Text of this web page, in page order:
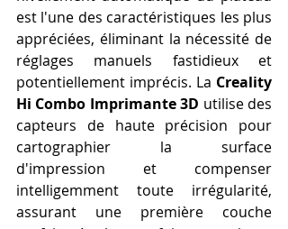
est l'une des caractéristiques les plus
appréciées, éliminant la nécessité de
réglages manuels fastidieux et
potentiellement imprécis. La Creality
Hi Combo Imprimante 3D utilise des
capteurs de haute précision pour
cartographier la surface
d'impression et compenser
intelligemment toute irrégularité,
assurant une première couche